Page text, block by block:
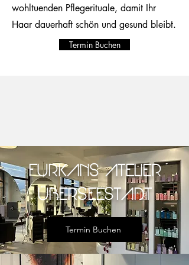
wohltuenden Pflegerituale, damit Ihr
Haar dauerhaft schön und gesund bleibt.
Termin Buchen
FURKANS ATELIER
ÜBERSEESTADT
Termin Buchen